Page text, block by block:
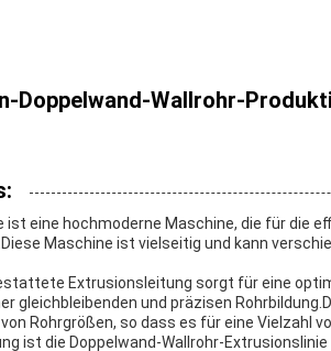
Doppelwand-Wallrohr-
ist eine hochmoderne Maschine, die für die
Maschine ist vielseitig und kann
Extrusionsleitung sorgt für eine
gleichbleibenden und präzisen
Rohrgrößen, so dass es für eine Vielzahl
ist die Doppelwand-Wallrohr-